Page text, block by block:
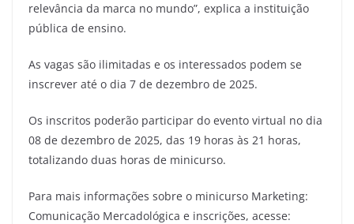
relevância da marca no mundo”, explica a instituição
pública de ensino.
As vagas são ilimitadas e os interessados podem se
inscrever até o dia 7 de dezembro de 2025.
Os inscritos poderão participar do evento virtual no dia
08 de dezembro de 2025, das 19 horas às 21 horas,
totalizando duas horas de minicurso.
Para mais informações sobre o minicurso Marketing:
Comunicação Mercadológica e inscrições, acesse: